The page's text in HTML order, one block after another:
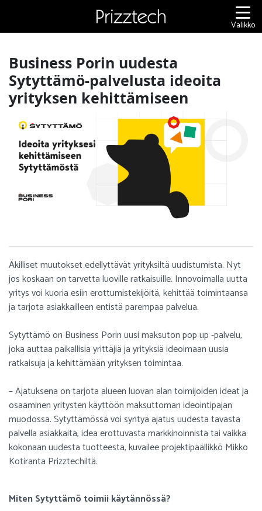
Valikko
Business Porin uudesta
Sytyttämö-palvelusta ideoita
yrityksen kehittämiseen
Äkilliset muutokset edellyttävät yrityksiltä uudistumista. Nyt
jos koskaan on tarvetta luoville ratkaisuille. Innovoimalla uutta
yritys voi kuoria esiin erottumistekijöitä, kehittää toimintaansa
ja tarjota asiakkailleen entistä parempaa palvelua.
Sytyttämö on Business Porin uusi maksuton pop up -palvelu,
joka auttaa paikallisia yrittäjiä ja yrityksiä ideoimaan uusia
ratkaisuja ja kehittämään yrityksen toimintaa.
– Ajatuksena on tarjota alueen luovan alan toimijoiden ideat ja
osaaminen yritysten käyttöön maksuttoman ideointipajan
muodossa. Sytyttämössä voi syntyä ajatus uudesta tavasta
palvella asiakkaita, idea erottuvasta markkinoinnista tai vaikka
kokonaan uudesta tuotteesta, kuvailee projektipäällikkö Mikko
Kotiranta Prizztechiltä.
Miten Sytyttämö toimii käytännössä?